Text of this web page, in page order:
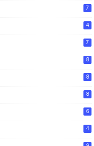
7
4
7
8
8
8
6
4